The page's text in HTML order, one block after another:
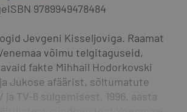
ISBN 9789949478484
Jevgeni Kisseljoviga. Raamat
võimu telgitaguseid,
fakte Mihhail Hodorkovski
Jukose afäärist, sõltumatute
ja TV-6 sulgemisest, 1996. aasta